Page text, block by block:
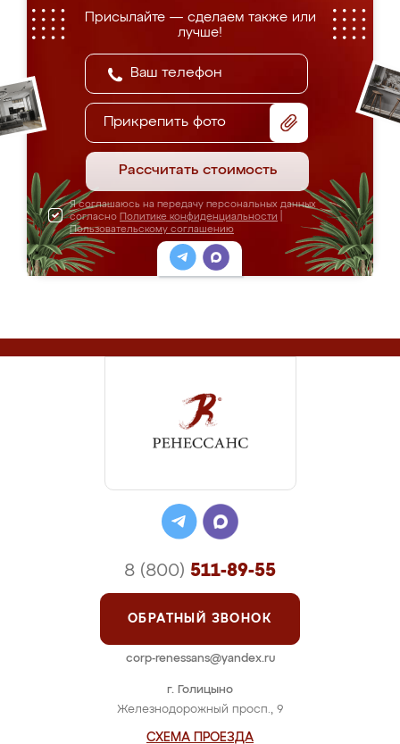
Присылайте — сделаем также или
лучше!
Прикрепить фото
Рассчитать стоимость
Я соглашаюсь на передачу персональных данных
согласно Политике конфиденциальности
Пользовательскому соглашению
г. Голицыно
Железнодорожный просп., 9
СХЕМА ПРОЕЗДА
8 (800) 511-89-55
ОБРАТНЫЙ ЗВОНОК
corp-renessans@yandex.ru